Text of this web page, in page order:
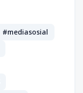
#mediasosial